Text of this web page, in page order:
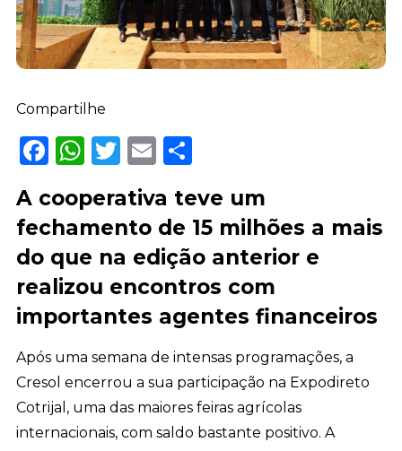
Compartilhe
Facebook
WhatsApp
Twitter
EmailShare
A cooperativa teve um
fechamento de 15 milhões a mais
do que na edição anterior e
realizou encontros com
importantes agentes financeiros
Após uma semana de intensas programações, a
Cresol encerrou a sua participação na Expodireto
Cotrijal, uma das maiores feiras agrícolas
internacionais, com saldo bastante positivo. A